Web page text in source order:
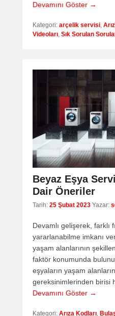
Devamını Göster →
Kategori: arçelik servisi,
Videoları, Sık Sorulan
Beyaz Eşya
Dair Öneriler
Tarih: 25 Şubat 2023 Yazar:
Devamlı gelişerek, farklı
yararlanabilme imkanı
yaşam alanlarının
faktör konumunda
eşyaların yaşam
gereksinimlerinden birisi
Devamını Göster →
Kategori: Arıza Kodları,